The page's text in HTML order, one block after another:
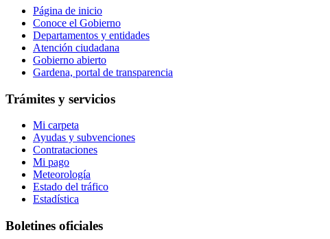
Página de inicio
Conoce el Gobierno
Departamentos y entidades
Atención ciudadana
Gobierno abierto
Gardena, portal de transparencia
Trámites y servicios
Mi carpeta
Ayudas y subvenciones
Contrataciones
Mi pago
Meteorología
Estado del tráfico
Estadística
Boletines oficiales